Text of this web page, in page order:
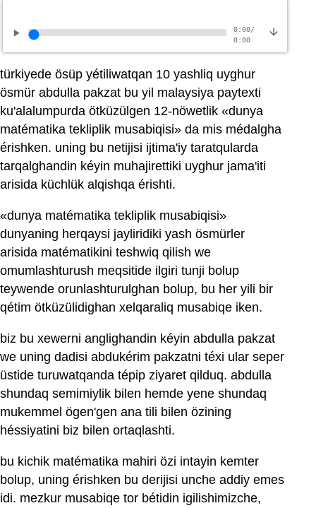
0:00/
0:00
türkiyede ösüp yétiliwatqan 10 yashliq uyghur
ösmür abdulla pakzat bu yil malaysiya paytexti
ku'alalumpurda ötküzülgen 12-nöwetlik «dunya
matématika tekliplik musabiqisi» da mis médalgha
érishken. uning bu netijisi ijtima'iy taratqularda
tarqalghandin kéyin muhajirettiki uyghur jama'iti
arisida küchlük alqishqa érishti.
«dunya matématika tekliplik musabiqisi»
dunyaning herqaysi jayliridiki yash ösmürler
arisida matématikini teshwiq qilish we
omumlashturush meqsitide ilgiri tunji bolup
teywende orunlashturulghan bolup, bu her yili bir
qétim ötküzülidighan xelqaraliq musabiqe iken.
biz bu xewerni anglighandin kéyin abdulla pakzat
we uning dadisi abdukérim pakzatni téxi ular seper
üstide turuwatqanda tépip ziyaret qilduq. abdulla
shundaq semimiylik bilen hemde yene shundaq
mukemmel ögen'gen ana tili bilen özining
héssiyatini biz bilen ortaqlashti.
bu kichik matématika mahiri özi intayin kemter
bolup, uning érishken bu derijisi unche addiy emes
idi. mezkur musabiqe tor bétidin igilishimizche,